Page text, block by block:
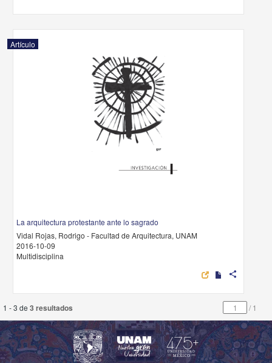
Artículo
La arquitectura protestante ante lo sagrado
Vidal Rojas, Rodrigo - Facultad de Arquitectura, UNAM
2016-10-09
Multidisciplina
share
1 - 3 de 3 resultados /1